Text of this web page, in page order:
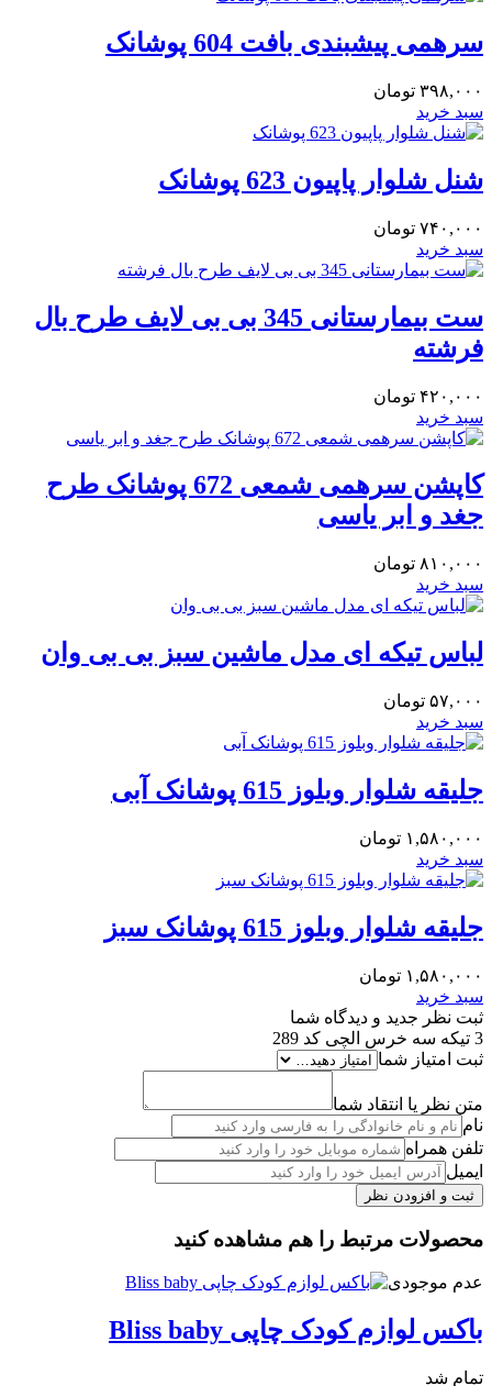
سرهمی پیشبندی بافت 604 پوشانک
۳۹۸,۰۰۰ تومان
سبد خرید
شنل شلوار پاپیون 623 پوشانک
۷۴۰,۰۰۰ تومان
سبد خرید
ست بیمارستانی 345 بی بی لایف طرح بال
فرشته
۴۲۰,۰۰۰ تومان
سبد خرید
کاپشن سرهمی شمعی 672 پوشانک طرح
جغد و ابر یاسی
۸۱۰,۰۰۰ تومان
سبد خرید
لباس تیکه ای مدل ماشین سبز بی بی وان
۵۷,۰۰۰ تومان
سبد خرید
جلیقه شلوار وبلوز 615 پوشانک آبی
۱,۵۸۰,۰۰۰ تومان
سبد خرید
جلیقه شلوار وبلوز 615 پوشانک سبز
۱,۵۸۰,۰۰۰ تومان
سبد خرید
ثبت نظر جدید و دیدگاه شما
3 تیکه سه خرس الچی کد 289
ثبت امتیاز شما
متن نظر یا انتقاد شما
نام
تلفن همراه
ایمیل
محصولات مرتبط را هم مشاهده کنید
عدم موجودی
باکس لوازم کودک چاپی Bliss baby
تمام شد